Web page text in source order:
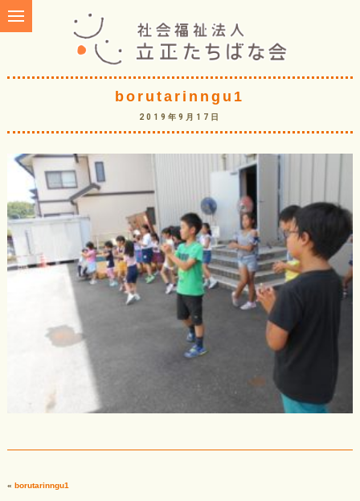
borutarinngu1
2019年9月17日
« borutarinngu1